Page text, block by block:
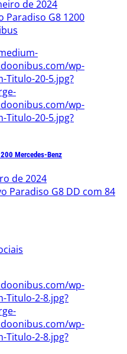
de 2024
Paradiso G8 1200
wp-
Titulo-20-5.jpg?
wp-
Titulo-20-5.jpg?
Mercedes-Benz
de 2024
Paradiso G8 DD com 84
wp-
Titulo-2-8.jpg?
wp-
Titulo-2-8.jpg?